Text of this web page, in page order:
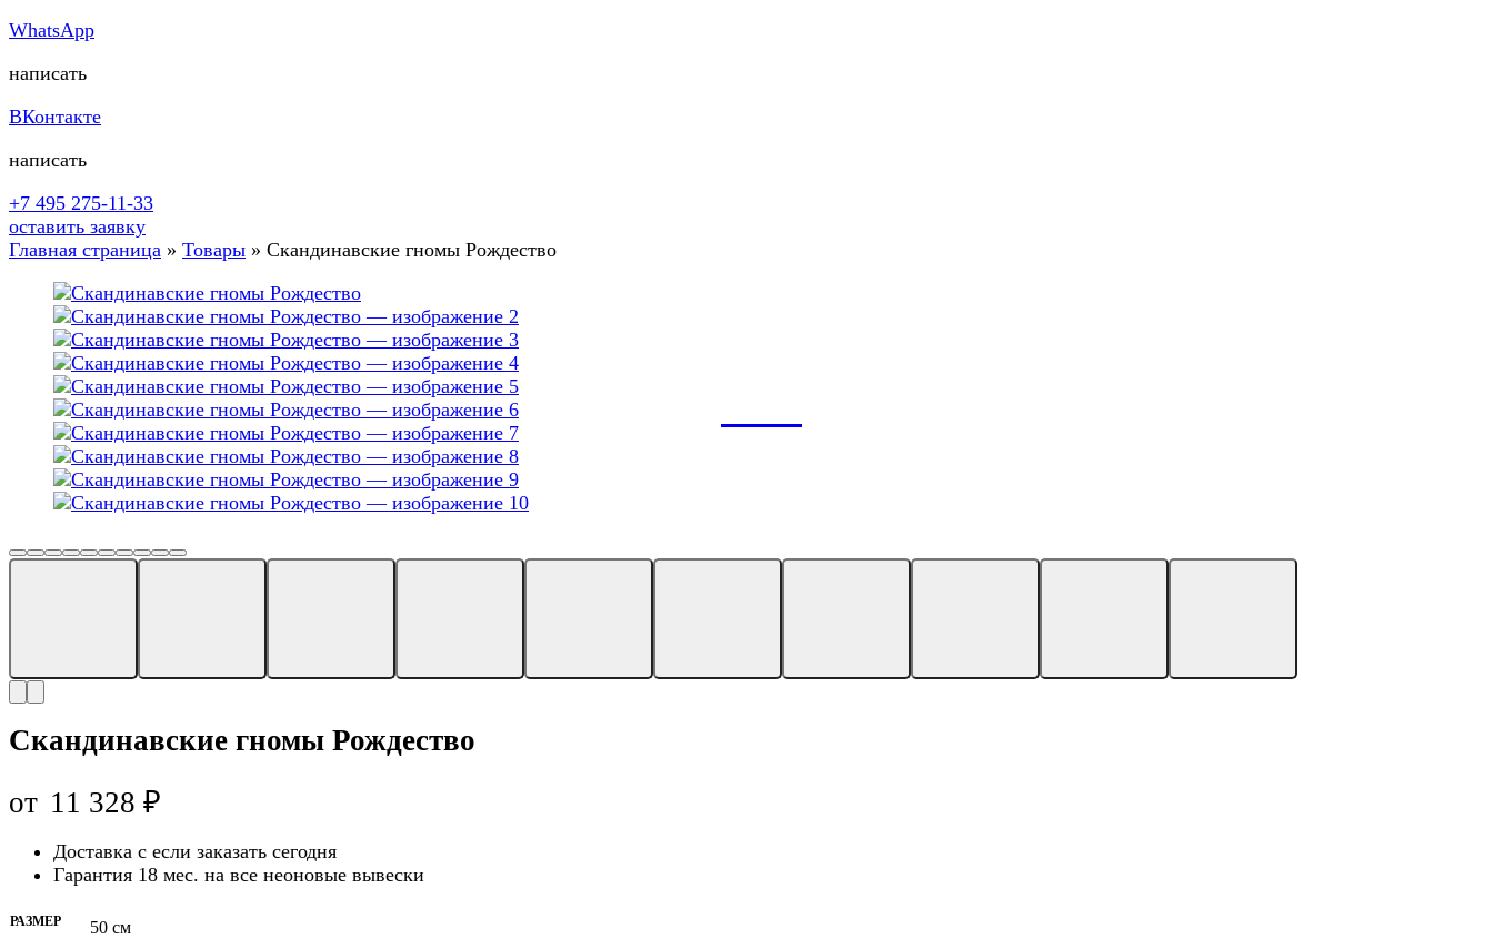
WhatsApp
написать
ВКонтакте
написать
+7 495 275-11-33
оставить заявку
Главная страница » Товары » Скандинавские гномы Рождество
Скандинавские гномы Рождество
от 11 328 ₽
Доставка с если заказать сегодня
Гарантия 18 мес. на все неоновые вывески
РАЗМЕР 50 см